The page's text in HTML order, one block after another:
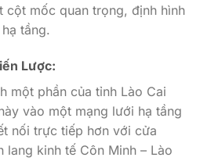
cột mốc quan trọng, định hình
tầng.
Lược:
một phần của tỉnh Lào Cai
vào một mạng lưới hạ tầng
nối trực tiếp hơn với cửa
lang kinh tế Côn Minh – Lào